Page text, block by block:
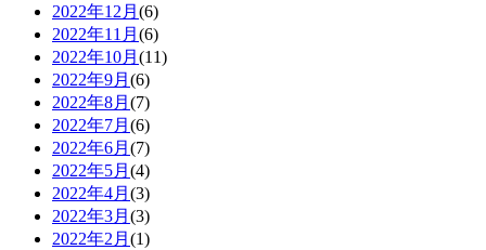
2022年12月 (6)
2022年11月 (6)
2022年10月 (11)
2022年9月 (6)
2022年8月 (7)
2022年7月 (6)
2022年6月 (7)
2022年5月 (4)
2022年4月 (3)
2022年3月 (3)
2022年2月 (1)